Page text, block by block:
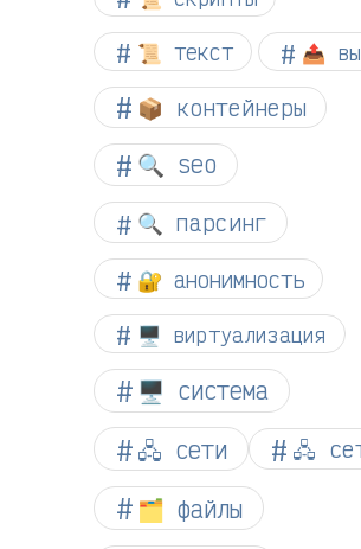
📜 текст 📤
📦 контейнеры
🔍 seo
🔍 парсинг
🔐 анонимность
🖥️ виртуализация
🖥️ система
🖧 сети
🖧
🗂️ файлы